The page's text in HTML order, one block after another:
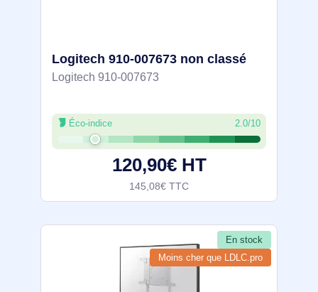
Logitech 910-007673 non classé
Logitech 910-007673
Éco-indice 2.0/10
120,90€ HT
145,08€ TTC
En stock
Moins cher que LDLC.pro